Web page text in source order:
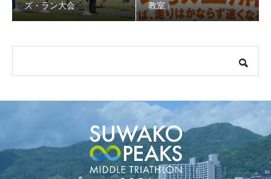
【会議報告】諏訪地域６市町村連絡会議を開催しました
ズ・ラン大会
教室」